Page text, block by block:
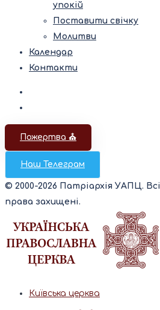
упокій
Поставити свічку
Молитви
Календар
Контакти
Пожертва ⛪️
Наш Телеграм
© 2000-2026 Патріархія УАПЦ. Всі
права захищені.
Київська церква